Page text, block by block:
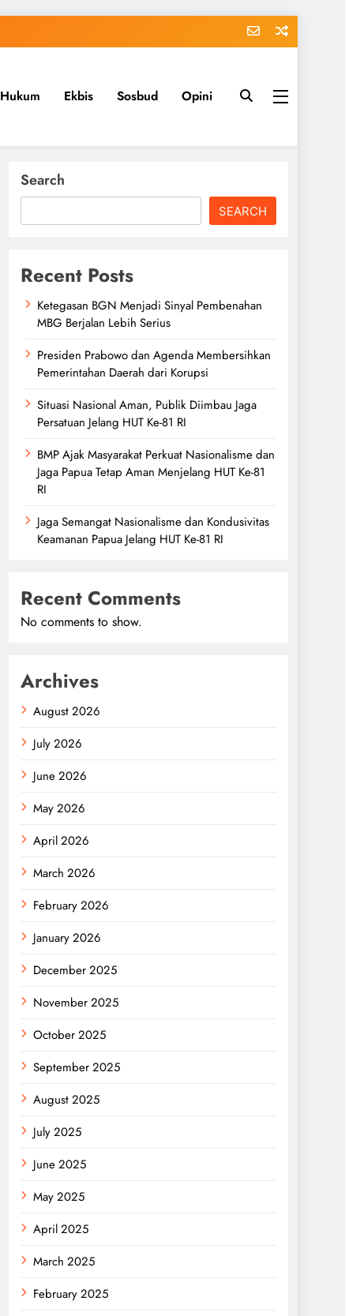
Hukum Ekbis Sosbud Opini
Search
SEARCH
Recent Posts
Ketegasan BGN Menjadi Sinyal Pembenahan
MBG Berjalan Lebih Serius
Presiden Prabowo dan Agenda Membersihkan
Pemerintahan Daerah dari Korupsi
Situasi Nasional Aman, Publik Diimbau Jaga
Persatuan Jelang HUT Ke-81 RI
BMP Ajak Masyarakat Perkuat Nasionalisme dan
Jaga Papua Tetap Aman Menjelang HUT Ke-81
RI
Jaga Semangat Nasionalisme dan Kondusivitas
Keamanan Papua Jelang HUT Ke-81 RI
Recent Comments
No comments to show.
Archives
August 2026
July 2026
June 2026
May 2026
April 2026
March 2026
February 2026
January 2026
December 2025
November 2025
October 2025
September 2025
August 2025
July 2025
June 2025
May 2025
April 2025
March 2025
February 2025